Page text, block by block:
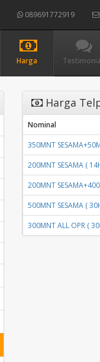
089691772919
Harga
Harga
Nominal
350MNT
200MNT SESAMA (
200MNT
500MNT SESAMA (
300MNT ALL OPR (